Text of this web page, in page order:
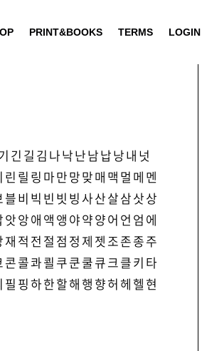
PRINT&BOOKS TERMS LOGIN
긴 길 김 나낙난남납낭내 넛
린 릴 링 마만망맞매 맥 멀 메 멘
블비 빅 빈 빗 빙 사산살삼삿상
앗앙애 액 앵 야약양어 언 엄 에
재 적 전 절 점 정 제 젯 조존종주
콘콜콰쾰 쿠쿤쿨큐크클키 타
필 핑하한할해행 향허 헤헬 현